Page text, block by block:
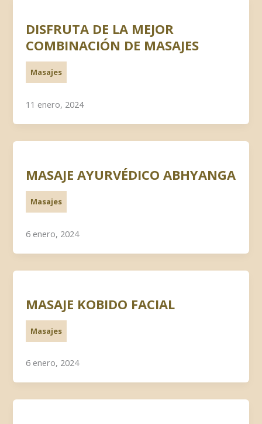
DISFRUTA DE LA MEJOR
COMBINACIÓN DE MASAJES
Masajes
11 enero, 2024
MASAJE AYURVÉDICO ABHYANGA
Masajes
6 enero, 2024
MASAJE KOBIDO FACIAL
Masajes
6 enero, 2024